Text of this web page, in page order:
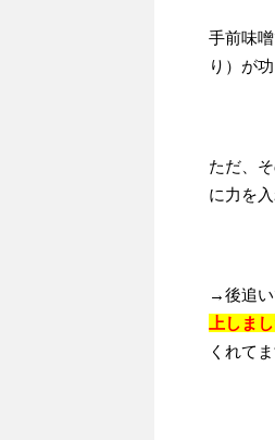
手前味
り）が
ただ、
に力を
→後追い
上しま
くれてま